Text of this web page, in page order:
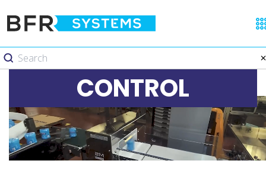
CONTROL